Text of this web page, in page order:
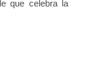
que celebra la